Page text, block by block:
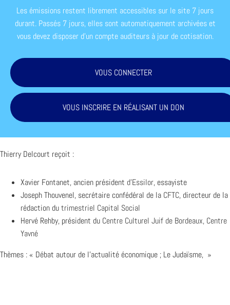
Les émissions restent librement accessibles sur le site 7 jours
durant. Passés 7 jours, elles sont automatiquement archivées et
vous devez disposer d'un compte auditeurs à jour de cotisation.
VOUS CONNECTER
VOUS INSCRIRE EN RÉALISANT UN DON
Thierry Delcourt reçoit :
Xavier Fontanet, ancien président d’Essilor, essayiste
Joseph Thouvenel, secrétaire confédéral de la CFTC, directeur de la
rédaction dutrimestriel Capital Social
Hervé Rehby, président du Centre Culturel Juif de Bordeaux, Centre
Yavné
Thèmes : « Débat autour de l’actualité économique ; Le Judaïsme, »